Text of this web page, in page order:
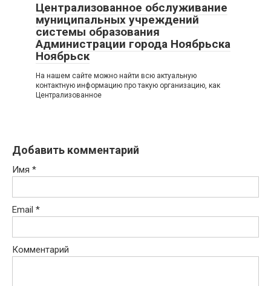
Централизованное обслуживание
муниципальных учреждений
системы образования
Администрации города Ноябрьска
Ноябрьск
На нашем сайте можно найти всю актуальную
контактную информацию про такую организацию, как
Централизованное
Добавить комментарий
Имя *
Email *
Комментарий